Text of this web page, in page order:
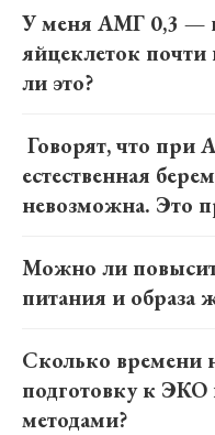
У меня АМГ 0,3 —
яйцеклеток почти
ли это?
Говорят, что при
естественная
невозможна. Это
Можно ли
питания и образа
Сколько времени
подготовку к
методами?